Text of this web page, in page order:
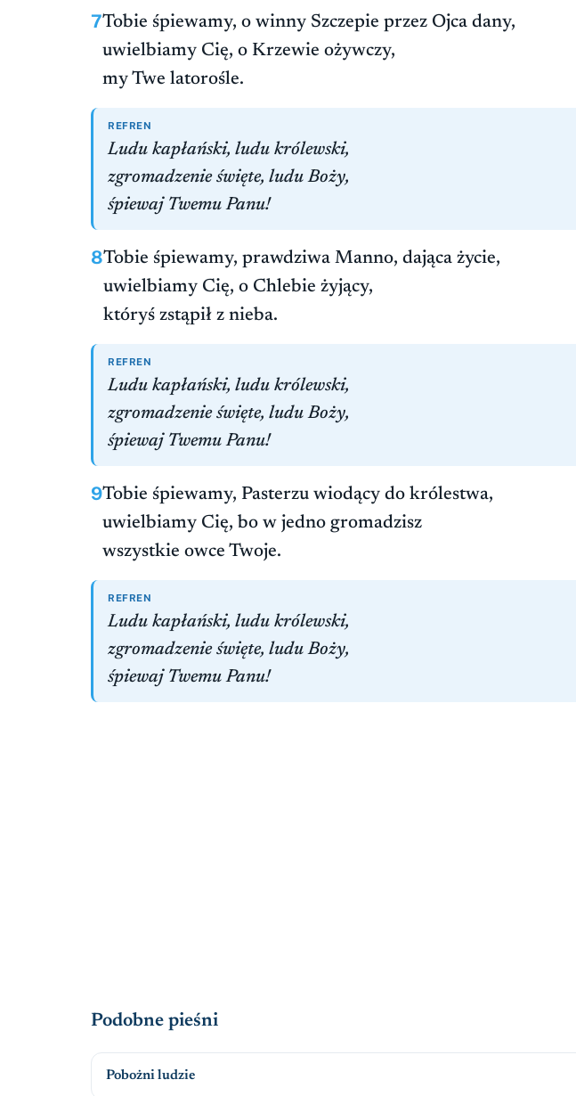
7Tobie śpiewamy, o winny Szczepie przez Ojca dany,
uwielbiamy Cię, o Krzewie ożywczy,
my Twe latorośle.
REFREN
Ludu kapłański, ludu królewski,
zgromadzenie święte, ludu Boży,
śpiewaj Twemu Panu!
8Tobie śpiewamy, prawdziwa Manno, dająca życie,
uwielbiamy Cię, o Chlebie żyjący,
któryś zstąpił z nieba.
REFREN
Ludu kapłański, ludu królewski,
zgromadzenie święte, ludu Boży,
śpiewaj Twemu Panu!
9Tobie śpiewamy, Pasterzu wiodący do królestwa,
uwielbiamy Cię, bo w jedno gromadzisz
wszystkie owce Twoje.
REFREN
Ludu kapłański, ludu królewski,
zgromadzenie święte, ludu Boży,
śpiewaj Twemu Panu!
Podobne pieśni
Pobożni ludzie